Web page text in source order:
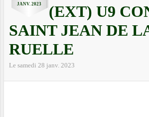
JANV. 2023
(EXT) U9
SAINT JEAN DE
RUELLE
Le samedi 28 janv. 2023